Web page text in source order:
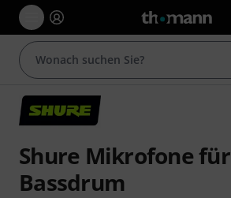
Shure Mikrofone für
Bassdrum